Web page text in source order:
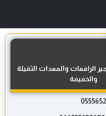
الرافعات والمعدات الثقيلة
والخفيفة